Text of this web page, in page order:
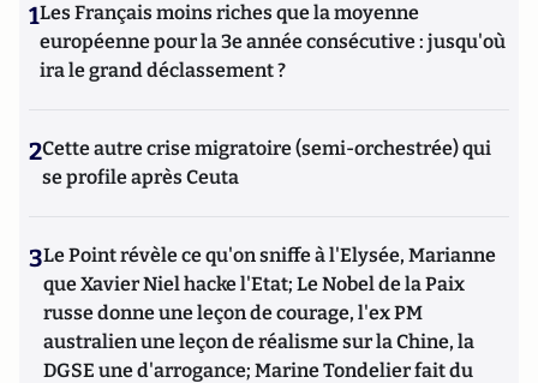
1Les Français moins riches que la moyenne
européenne pour la 3e année consécutive : jusqu'où
ira le grand déclassement ?
2Cette autre crise migratoire (semi-orchestrée) qui
se profile après Ceuta
3Le Point révèle ce qu'on sniffe à l'Elysée, Marianne
que Xavier Niel hacke l'Etat; Le Nobel de la Paix
russe donne une leçon de courage, l'ex PM
australien une leçon de réalisme sur la Chine, la
DGSE une d'arrogance; Marine Tondelier fait du